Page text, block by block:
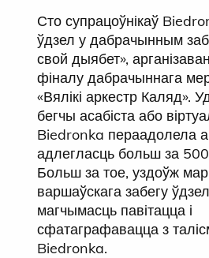
Сто супрацоўнікаў
ўдзел у дабрачынным
свой дыябет»,
фіналу дабрачыннага
«Вялікі аркестр Каляд».
бегчы асабіста або
Biedronka пераадолела
адлегласць больш за 500
Больш за тое, уздоўж
варшаўскага забегу
магчымасць павітацца і
сфатаграфавацца з
Biedronka.